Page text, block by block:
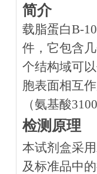
简介
载脂蛋白B-
件，它包含
个结构域可
胞表面相互
（氨基酸
检测原理
本试剂盒采
及标准品中